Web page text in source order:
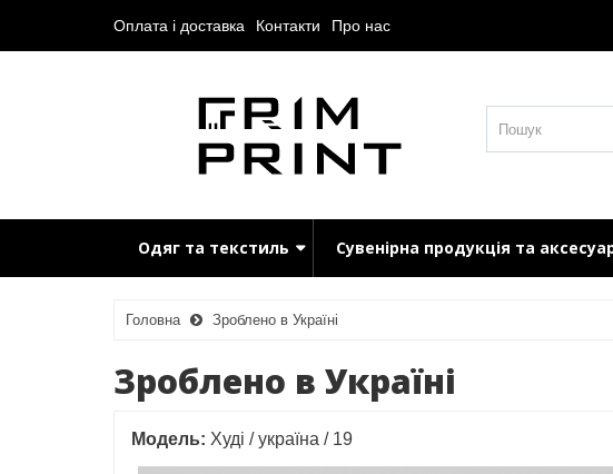
Оплата і доставка Контакти Про нас
Одяг та текстиль Сувенірна продукція та
Головна Зроблено в Україні
Зроблено в Україні
Модель: Худі / україна / 19